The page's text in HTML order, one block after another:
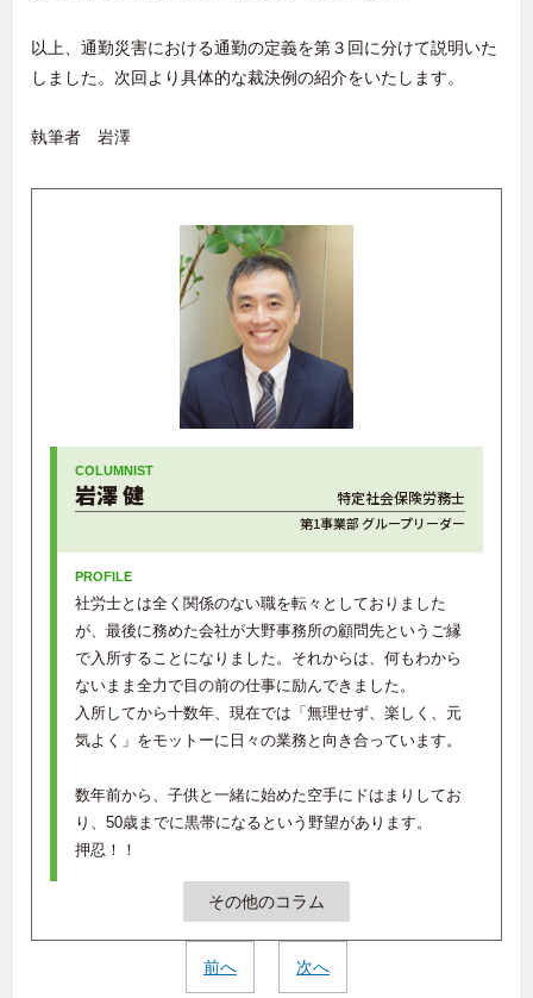
以上、通勤災害における通勤の定義を第３回に分けて説明いた
しました。次回より具体的な裁決例の紹介をいたします。
執筆者 岩澤
岩澤 健 特定社会保険労務士
第1事業部 グループリーダー
社労士とは全く関係のない職を転々としておりました
が、最後に務めた会社が大野事務所の顧問先というご縁
で入所することになりました。それからは、何もわから
ないまま全力で目の前の仕事に励んできました。
入所してから十数年、現在では「無理せず、楽しく、元
気よく」をモットーに日々の業務と向き合っています。
数年前から、子供と一緒に始めた空手にドはまりしてお
り、50歳までに黒帯になるという野望があります。
押忍！！
その他のコラム
前へ 次へ